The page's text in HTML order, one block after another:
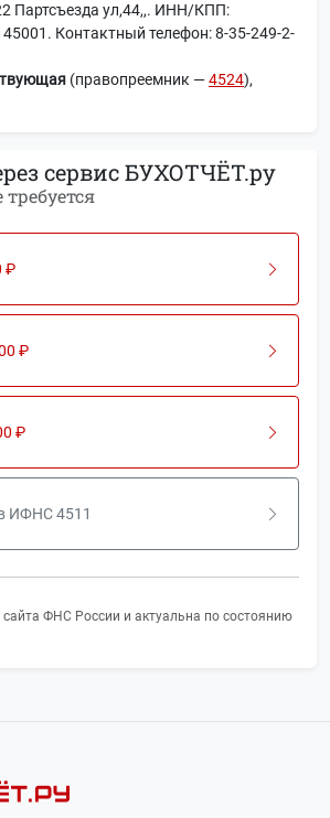
Партсъезда ул,44,,. ИНН/КПП:
Контактный телефон: 8-35-249-2-
(правопреемник —4524),
сервис БУХОТЧЁТ.ру
₽
₽
₽
ИФНС 4511
ФНС России и актуальна по состоянию